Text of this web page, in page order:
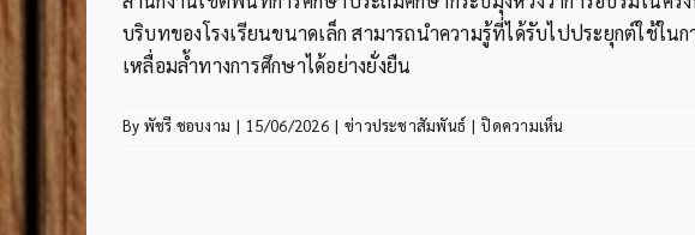
บริบทของโรงเรียนขนาดเล็ก สามารถนำความรู้ที่ได้รับไปประยุกต์ใช้ใ
เหลื่อมล้ำทางการศึกษาได้อย่างยั่งยืน
By พัชรี ชอบงาม | 15/06/2026 | ข่าวประชาสัมพันธ์ | ปิดความเห็น